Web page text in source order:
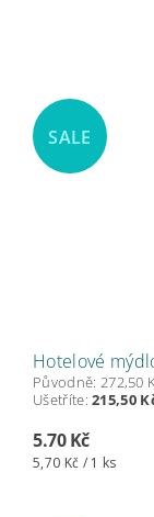
SALE
Hotelové
Původně: 272,50
Ušetříte:215,50
5.70 Kč
5,70 Kč / 1 ks